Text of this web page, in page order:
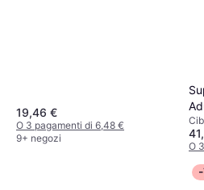
19,46 €
O 3 pagamenti di 6,48 €
9+ negozi
O